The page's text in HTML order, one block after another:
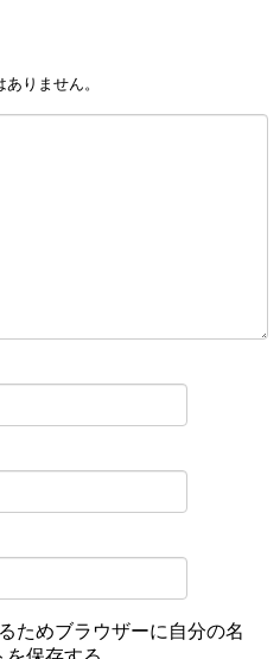
りません。
ためブラウザーに自分の名